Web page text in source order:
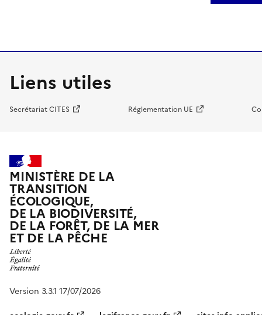
Liens utiles
Secrétariat CITES Réglementation UE
MINISTÈRE DE LA
TRANSITION
ÉCOLOGIQUE,
DE LA BIODIVERSITÉ,
DE LA FORÊT, DE LA MER
ET DE LA PÊCHE
Version 3.3.1 17/07/2026